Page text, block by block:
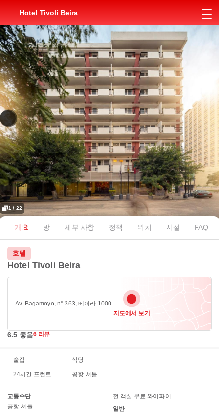
Hotel Tivoli Beira
1 / 22
개요 방 세부 사항 정책 위치 시설 FAQ
호텔
Hotel Tivoli Beira
Av. Bagamoyo, n° 363, 베이라 1000
지도에서 보기
6.5 좋음6 리뷰
술집 식당
24시간 프런트 공항 셔틀
교통수단
공항 셔틀
전 객실 무료 와이파이
일반